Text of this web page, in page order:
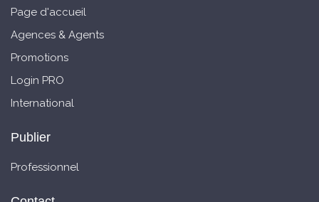
Page d'accueil
Agences & Agents
Promotions
Login PRO
International
Publier
Professionnel